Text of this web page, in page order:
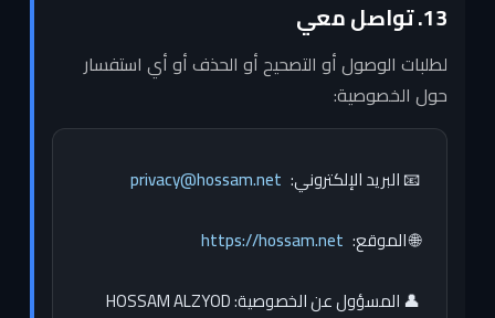
13. تواصل معي
لطلبات الوصول أو التصحيح أو الحذف أو أي استفسار
حول الخصوصية:
📧 البريد الإلكتروني: privacy@hossam.net
🌐 الموقع: https://hossam.net
👤 المسؤول عن الخصوصية: HOSSAM ALZYOD